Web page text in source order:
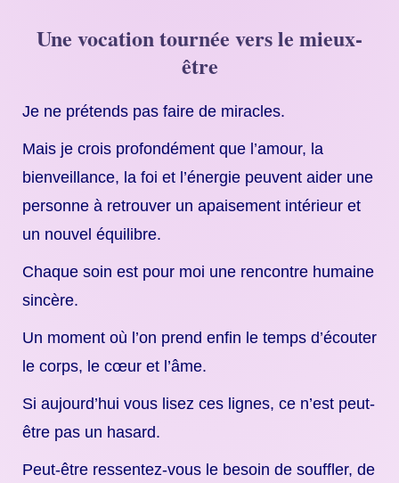
Une vocation tournée vers le mieux-
être
Je ne prétends pas faire de miracles.
Mais je crois profondément que l’amour, la
bienveillance, la foi et l’énergie peuvent aider une
personne à retrouver un apaisement intérieur et
un nouvel équilibre.
Chaque soin est pour moi une rencontre humaine
sincère.
Un moment où l’on prend enfin le temps d’écouter
le corps, le cœur et l’âme.
Si aujourd’hui vous lisez ces lignes, ce n’est peut-
être pas un hasard.
Peut-être ressentez-vous le besoin de souffler, de